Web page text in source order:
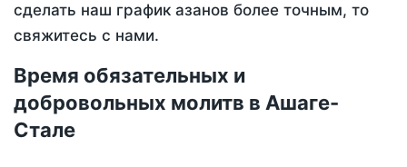
сделать наш график азанов более точным, то
свяжитесь с нами.
Время обязательных и
добровольных молитв в Ашаге-
Стале